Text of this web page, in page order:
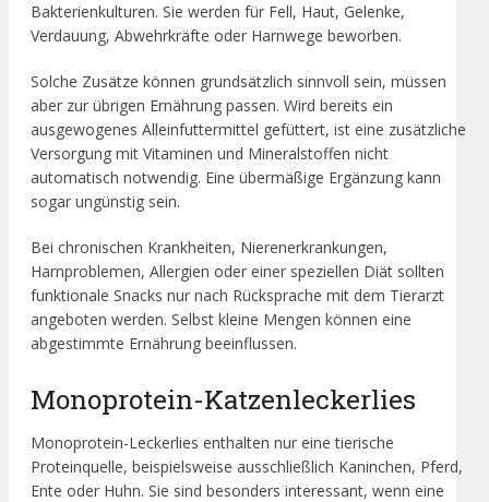
Bakterienkulturen. Sie werden für Fell, Haut, Gelenke,
Verdauung, Abwehrkräfte oder Harnwege beworben.
Solche Zusätze können grundsätzlich sinnvoll sein, müssen
aber zur übrigen Ernährung passen. Wird bereits ein
ausgewogenes Alleinfuttermittel gefüttert, ist eine zusätzliche
Versorgung mit Vitaminen und Mineralstoffen nicht
automatisch notwendig. Eine übermäßige Ergänzung kann
sogar ungünstig sein.
Bei chronischen Krankheiten, Nierenerkrankungen,
Harnproblemen, Allergien oder einer speziellen Diät sollten
funktionale Snacks nur nach Rücksprache mit dem Tierarzt
angeboten werden. Selbst kleine Mengen können eine
abgestimmte Ernährung beeinflussen.
Monoprotein-Katzenleckerlies
Monoprotein-Leckerlies enthalten nur eine tierische
Proteinquelle, beispielsweise ausschließlich Kaninchen, Pferd,
Ente oder Huhn. Sie sind besonders interessant, wenn eine